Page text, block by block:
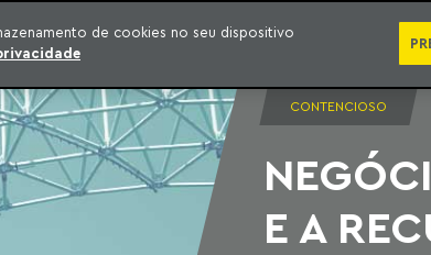
SÉRIES PUBLICAÇÕES
CONTENCIOSO
E A
de cookies no seu dispositivo